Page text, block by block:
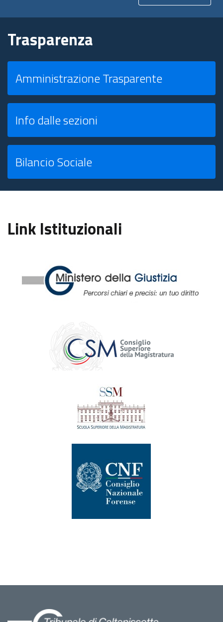
Trasparenza
Amministrazione Trasparente
Info dalle sezioni
Bilancio Sociale
Link Istituzionali